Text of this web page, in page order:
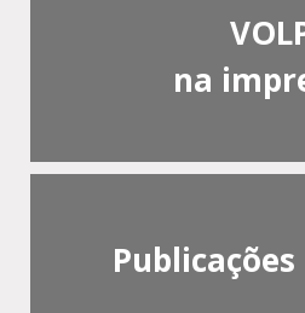
na
Publicações